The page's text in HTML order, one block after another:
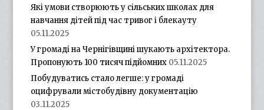
Які умови створюють у сільських школах для
навчання дітей під час тривог і блекауту
05.11.2025
У громаді на Чернігівщині шукають архітектора.
Пропонують 100 тисяч підйомних 05.11.2025
Побудуватись стало легше: у громаді
оцифрували містобудівну документацію
03.11.2025